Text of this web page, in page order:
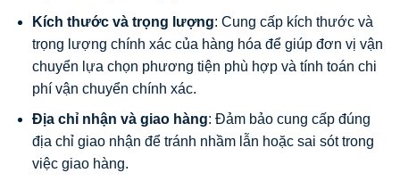
Kích thước và trọng lượng: Cung cấp kích thước và
trọng lượng chính xác của hàng hóa để giúp đơn vị vận
chuyển lựa chọn phương tiện phù hợp và tính toán chi
phí vận chuyển chính xác.
Địa chỉ nhận và giao hàng: Đảm bảo cung cấp đúng
địa chỉ giao nhận để tránh nhầm lẫn hoặc sai sót trong
việc giao hàng.